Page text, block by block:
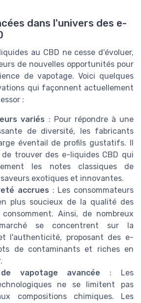
dans l'univers des e-
au CBD ne cesse d'évoluer,
de nouvelles opportunités pour
de vapotage. Voici quelques
qui façonnent actuellement
:
variés : Pour répondre à une
de diversité, les fabricants
éventail de profils gustatifs. Il
trouver des e-liquides CBD qui
les notes classiques de
exotiques et innovantes.
accrues : Les consommateurs
plus soucieux de la qualité des
Ainsi, de nombreux
se concentrent sur la
l'authenticité, proposant des e-
de contaminants et riches en
vapotage avancée : Les
ne se limitent pas
compositions chimiques. Les